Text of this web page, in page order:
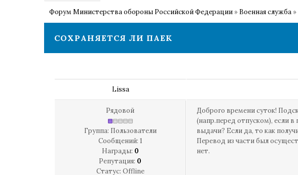
Форум Министерства обороны Российской Федерации » Военная служба »
СОХРАНЯЕТСЯ ЛИ ПАЕК
Lissa
Рядовой
Группа: Пользователи
Сообщений: 1
Награды: 0
Репутация: 0
Статус: Offline
Доброго времени суток!
(напр.перед отпуском), если
выдачи? Если да, то как
Перевод из части был
нет.